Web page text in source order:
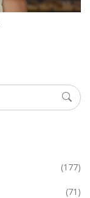
(177)
(71)